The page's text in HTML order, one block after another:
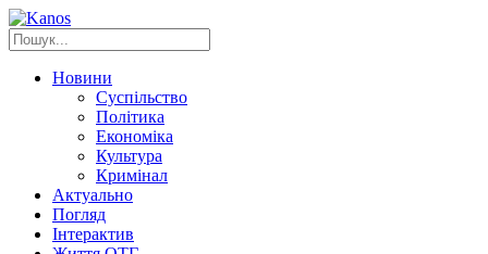
Новини
Суспільство
Політика
Економіка
Культура
Кримінал
Актуально
Погляд
Інтерактив